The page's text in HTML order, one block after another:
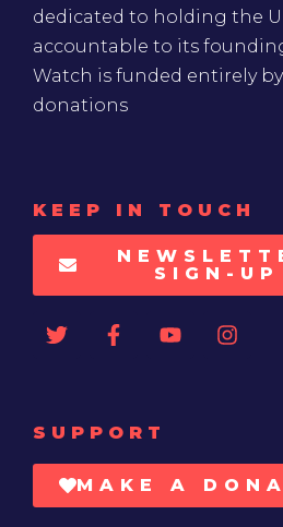
dedicated to holding the
accountable to its
Watch is funded entirely
donations
KEEP IN TOUCH
SIGN-UP
SUPPORT
MAKE A